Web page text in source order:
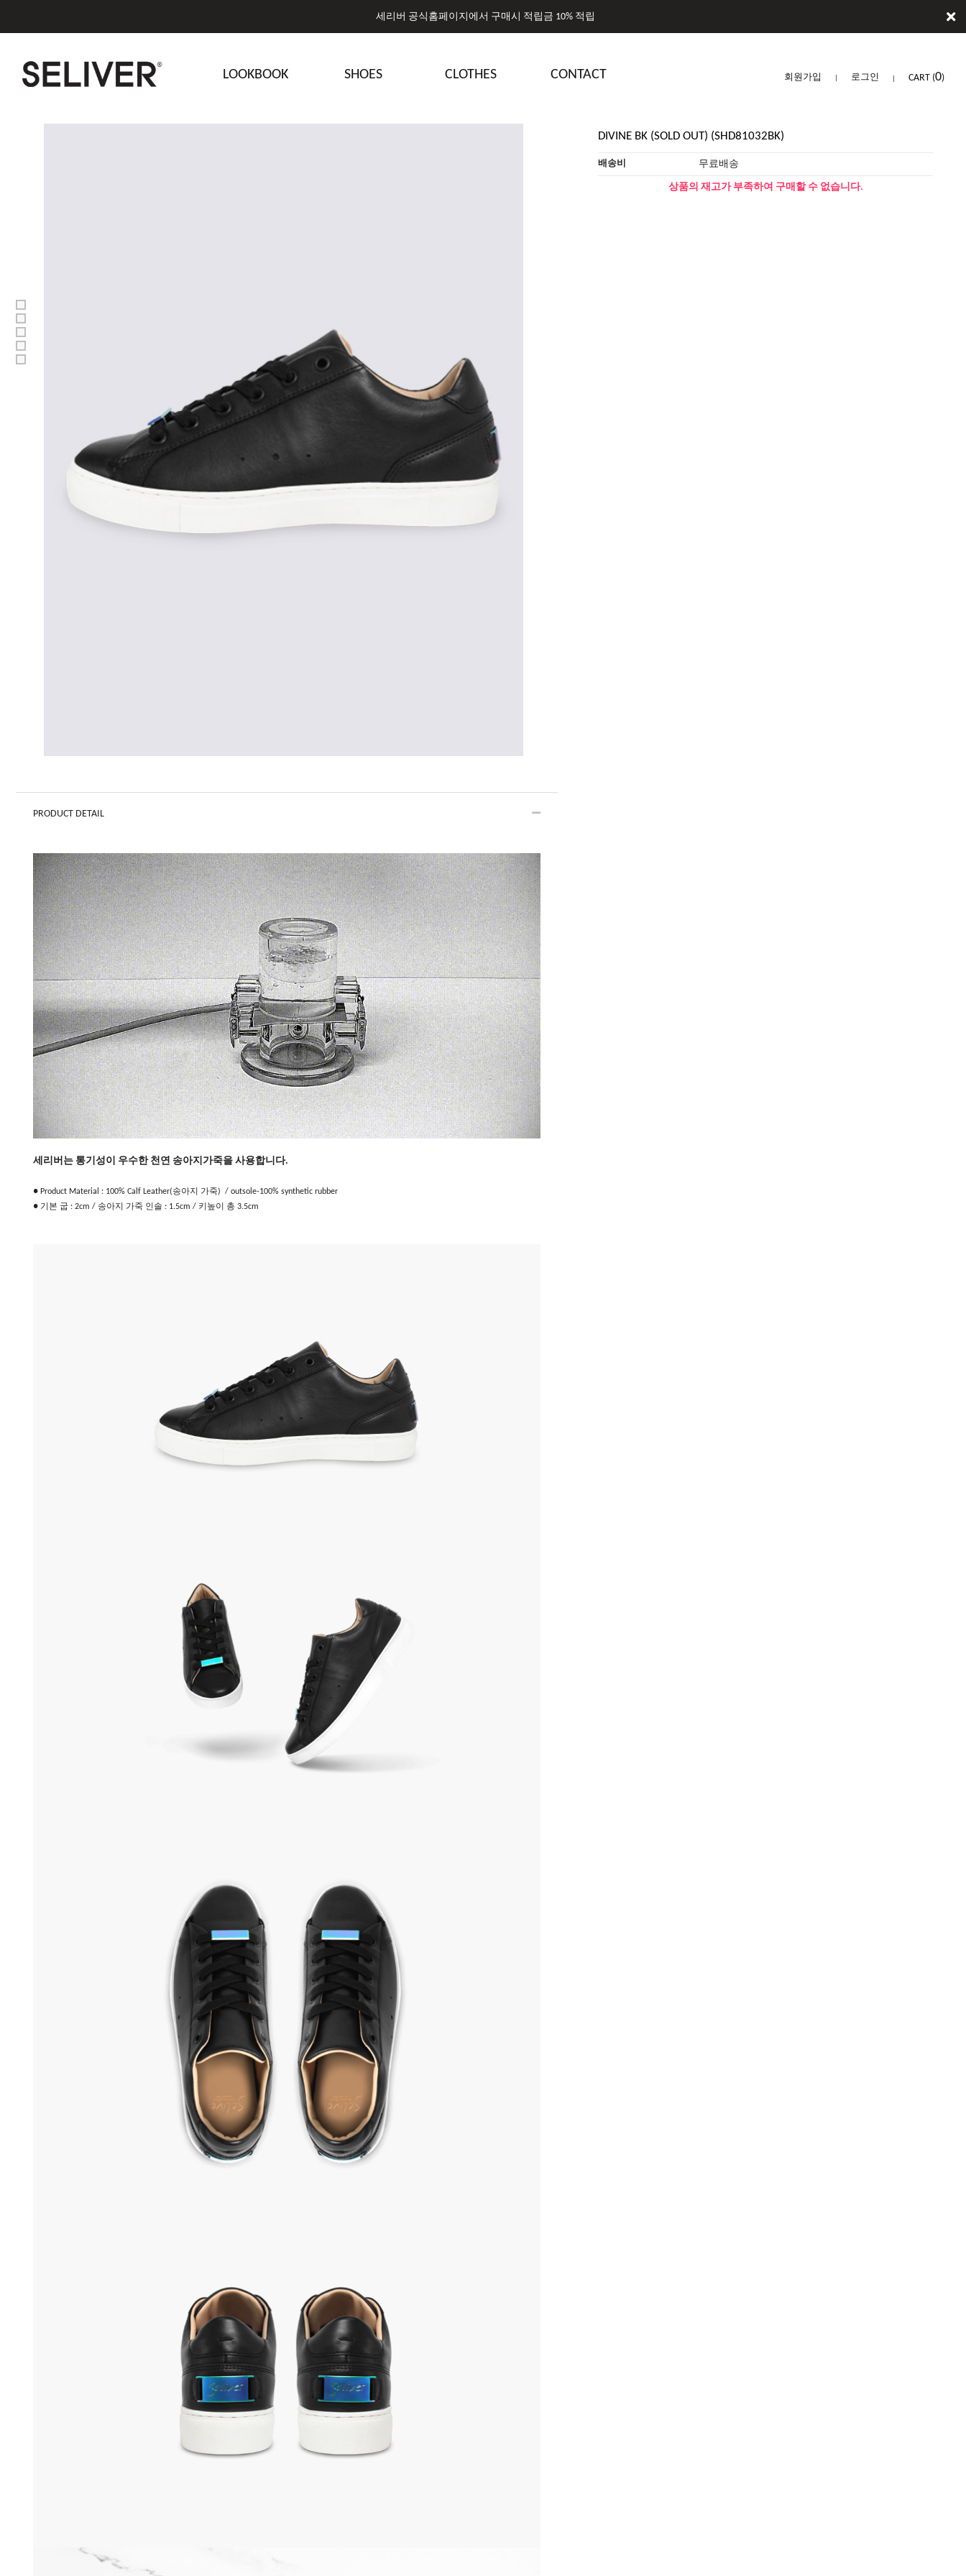
세리버 공식홈페이지에서 구매시 적립금 10% 적립
LOOKBOOK SHOES CLOTHES CONTACT 회원가입 로그인 CART (0)
DIVINE BK (SOLD OUT) (SHD81032BK)
배송비 무료배송
상품의 재고가 부족하여 구매할 수 없습니다.
PRODUCT DETAIL
세리버는 통기성이 우수한 천연 송아지가죽을 사용합니다.
● Product Material : 100% Calf Leather(송아지 가죽) / outsole-100% synthetic rubber
● 기본 굽 : 2cm / 송아지 가죽 인솔 : 1.5cm / 키높이 총 3.5cm ​